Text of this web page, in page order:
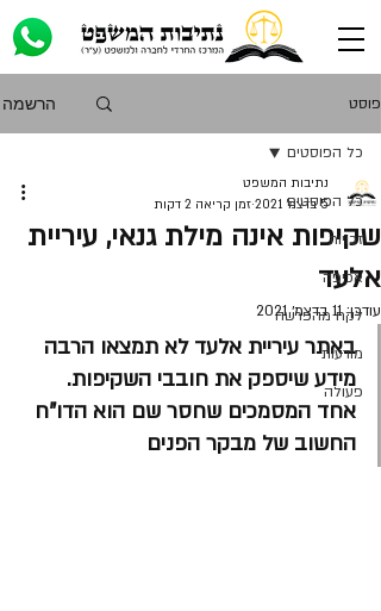
פוסט הרשמה
כל הפוסטים
זכויות
אכיפה
לקח מהפרשה
מודעות
פעולה
כל הפוסטים
שקיפות אינה מילת גנאי, עיריית
אלעד
נתיבות המשפט
5 בדצמ׳ 2021
זמן קריאה 2 דקות
עודכן:11 בדצמ׳ 2021
באתר עיריית אלעד לא תמצאו הרבה
מידע שיספק את חובבי השקיפות.
אחד המסמכים שחסר שם הוא הדו"ח
החשוב של מבקר הפנים